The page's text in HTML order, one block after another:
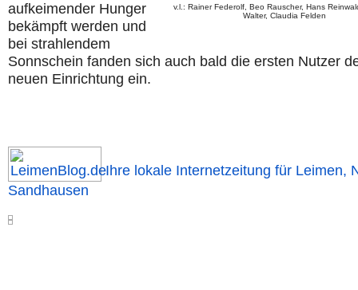
v.l.: Rainer Federolf, Beo Rauscher, Hans
Walter, Claudia Felden
aufkeimender Hunger
bekämpft werden und
bei strahlendem
Sonnschein fanden sich auch bald die ersten Nutzer
neuen Einrichtung ein.
Ihre lokale Internetzeitung für Leimen,
Sandhausen